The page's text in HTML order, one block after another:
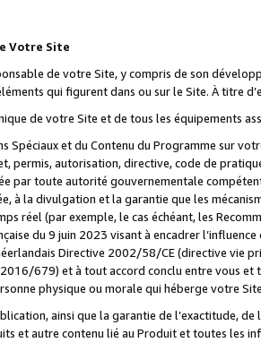
Votre Site
de votre Site, y compris de son
qui figurent dans ou sur le Site. À titre
de votre Site et de tous les équipements
Spéciaux et du Contenu du Programme sur
permis, autorisation, directive, code de
par toute autorité gouvernementale
à la divulgation et la garantie que les
réel (par exemple, le cas échéant, les
du 9 juin 2023 visant à encadrer
Directive 2002/58/CE (directive vie
2016/679) et à tout accord conclu entre vous
physique ou morale qui héberge votre
ainsi que la garantie de l’exactitude,
et autre contenu lié au Produit et toutes les